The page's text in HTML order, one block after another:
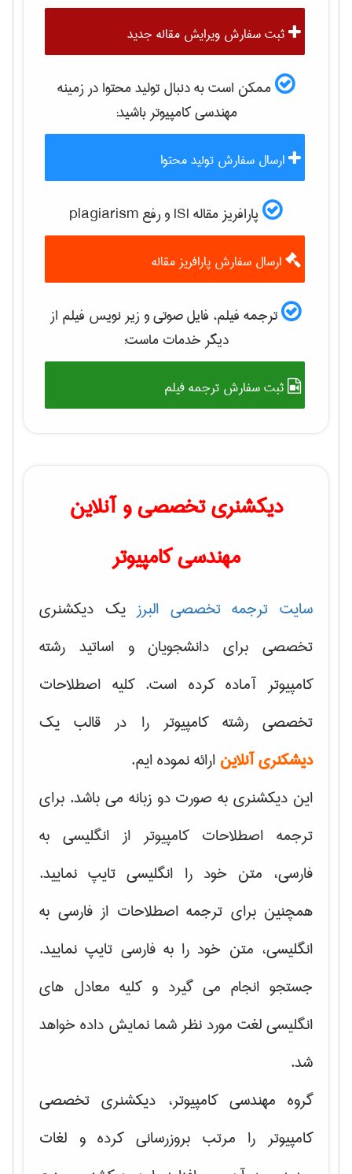
ثبت سفارش ویرایش مقاله جدید
ممکن است به دنبال تولید محتوا در زمینه
مهندسی كامپيوترباشید:
ارسال سفارش تولید محتوا
پارافریز مقاله ISI و رفع plagiarism
ارسال سفارش پارافریز مقاله
ترجمه فیلم، فایل صوتی و زیر نویس فیلم از
دیگر خدمات ماست:
ثبت سفارش ترجمه فیلم
دیکشنری تخصصی و آنلاین
مهندسی کامپیوتر
سایت ترجمه تخصصی البرزیک دیکشنری
تخصصی برای دانشجویان و اساتید رشته
کامپیوتر آماده کرده است. کلیه اصطلاحات
تخصصی رشته کامپیوتر را در قالب یک
دیشکنری آنلاین ارائه نموده ایم.
این دیکشنری به صورت دو زبانه می باشد. برای
ترجمه اصطلاحات کامپیوتر از انگلیسی به
فارسی، متن خود را انگلیسی تایپ نمایید.
همچنین برای ترجمه اصطلاحات از فارسی به
انگلیسی، متن خود را به فارسی تایپ نمایید.
جستجو انجام می گیرد و کلیه معادل های
انگلیسی لغت مورد نظر شما نمایش داده خواهد
شد.
گروه مهندسی کامپیوتر، دیکشنری تخصصی
کامپیوتر را مرتب بروزرسانی کرده و لغات